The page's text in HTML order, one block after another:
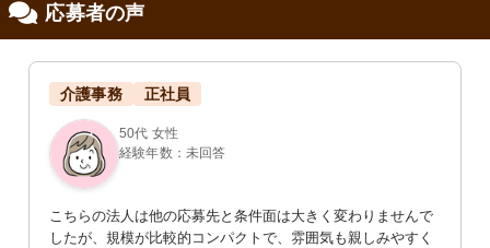
開放感のある待合室には、くつろげる
ソファが配置されています。優しい光
が差し込む植物のある空間です。
応募者の声
介護事務 正社員
50代 女性
経験年数：未回答
こちらの法人は他の応募先と条件面は大きく変わりませんで
したが、規模が比較的コンパクトで、雰囲気も親しみやすく